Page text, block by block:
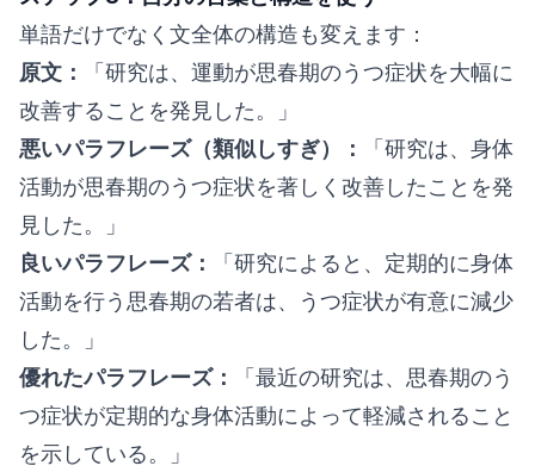
単語だけでなく文全体の構造も変えます：
原文：
「研究は、運動が思春期のうつ症状を大幅に
改善することを発見した。」
悪いパラフレーズ（類似しすぎ）：
「研究は、身体
活動が思春期のうつ症状を著しく改善したことを発
見した。」
良いパラフレーズ：
「研究によると、定期的に身体
活動を行う思春期の若者は、うつ症状が有意に減少
した。」
優れたパラフレーズ：
「最近の研究は、思春期のう
つ症状が定期的な身体活動によって軽減されること
を示している。」